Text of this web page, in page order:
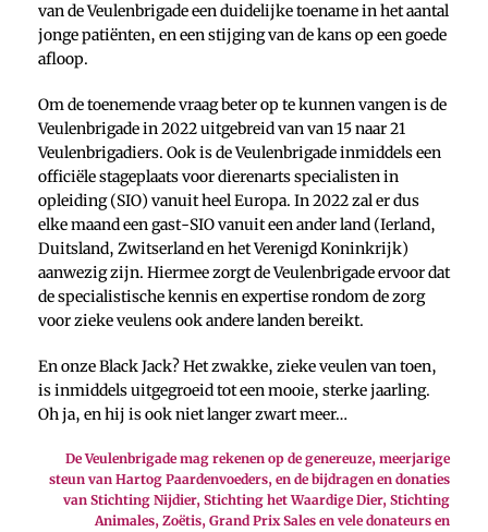
van de Veulenbrigade een duidelijke toename in het aantal
jonge patiënten, en een stijging van de kans op een goede
afloop.
Om de toenemende vraag beter op te kunnen vangen is de
Veulenbrigade in 2022 uitgebreid van van 15 naar 21
Veulenbrigadiers. Ook is de Veulenbrigade inmiddels een
officiële stageplaats voor dierenarts specialisten in
opleiding (SIO) vanuit heel Europa. In 2022 zal er dus
elke maand een gast-SIO vanuit een ander land (Ierland,
Duitsland, Zwitserland en het Verenigd Koninkrijk)
aanwezig zijn. Hiermee zorgt de Veulenbrigade ervoor dat
de specialistische kennis en expertise rondom de zorg
voor zieke veulens ook andere landen bereikt.
En onze Black Jack? Het zwakke, zieke veulen van toen,
is inmiddels uitgegroeid tot een mooie, sterke jaarling.
Oh ja, en hij is ook niet langer zwart meer…
De Veulenbrigade mag rekenen op de genereuze, meerjarige
steun van Hartog Paardenvoeders, en de bijdragen en donaties
van Stichting Nijdier, Stichting het Waardige Dier, Stichting
Animales, Zoëtis, Grand Prix Sales en vele donateurs en